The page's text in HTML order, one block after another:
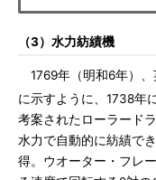
（3）水力紡績機
1769年（明和6年）、
に示すように、1738年
考案されたローラード
水力で自動的に紡績で
得。ウオーター・フレ